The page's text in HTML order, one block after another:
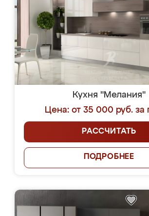
Кухня "Мелания"
Цена: от 35 000 руб. за
РАССЧИТАТЬ
ПОДРОБНЕЕ